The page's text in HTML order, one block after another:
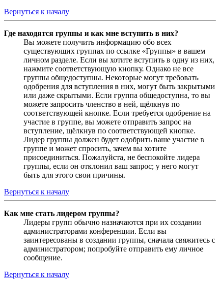
Вернуться к началу
Где находятся группы и как мне вступить в них?
Вы можете получить информацию обо всех
существующих группах по ссылке «Группы» в вашем
личном разделе. Если вы хотите вступить в одну из них,
нажмите соответствующую кнопку. Однако не все
группы общедоступны. Некоторые могут требовать
одобрения для вступления в них, могут быть закрытыми
или даже скрытыми. Если группа общедоступна, то вы
можете запросить членство в ней, щёлкнув по
соответствующей кнопке. Если требуется одобрение на
участие в группе, вы можете отправить запрос на
вступление, щёлкнув по соответствующей кнопке.
Лидер группы должен будет одобрить ваше участие в
группе и может спросить, зачем вы хотите
присоединиться. Пожалуйста, не беспокойте лидера
группы, если он отклонил ваш запрос; у него могут
быть для этого свои причины.
Вернуться к началу
Как мне стать лидером группы?
Лидеры групп обычно назначаются при их создании
администраторами конференции. Если вы
заинтересованы в создании группы, сначала свяжитесь с
администратором; попробуйте отправить ему личное
сообщение.
Вернуться к началу